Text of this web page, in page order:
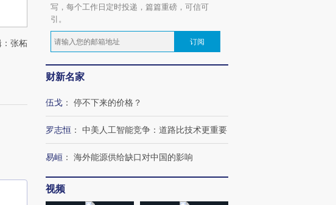
张柘
写，每个工作日定时投递，篇篇重磅，可信可
引。
订阅
财新名家
伍戈 ： 停不下来的价格？
罗志恒 ： 中美人工智能竞争：道路比技术更重要
易峘 ： 海外能源供给缺口对中国的影响
视频